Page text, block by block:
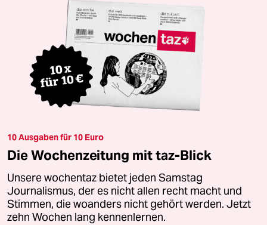
10 Ausgaben für 10 Euro
Die Wochenzeitung mit taz-Blick
Unsere wochentaz bietet jeden Samstag
Journalismus, der es nicht allen recht macht und
Stimmen, die woanders nicht gehört werden. Jetzt
zehn Wochen lang kennenlernen.